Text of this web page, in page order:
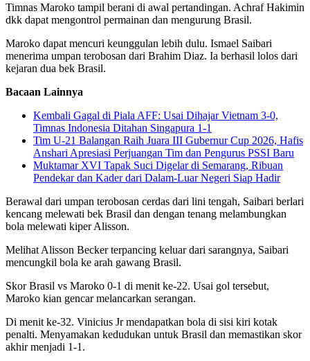
Timnas Maroko tampil berani di awal pertandingan. Achraf Hakimin
dkk dapat mengontrol permainan dan mengurung Brasil.
Maroko dapat mencuri keunggulan lebih dulu. Ismael Saibari
menerima umpan terobosan dari Brahim Diaz. Ia berhasil lolos dari
kejaran dua bek Brasil.
Bacaan Lainnya
Kembali Gagal di Piala AFF: Usai Dihajar Vietnam 3-0,
Timnas Indonesia Ditahan Singapura 1-1
Tim U-21 Balangan Raih Juara III Gubernur Cup 2026, Hafis
Anshari Apresiasi Perjuangan Tim dan Pengurus PSSI Baru
Muktamar XVI Tapak Suci Digelar di Semarang, Ribuan
Pendekar dan Kader dari Dalam-Luar Negeri Siap Hadir
Berawal dari umpan terobosan cerdas dari lini tengah, Saibari berlari
kencang melewati bek Brasil dan dengan tenang melambungkan
bola melewati kiper Alisson.
Melihat Alisson Becker terpancing keluar dari sarangnya, Saibari
mencungkil bola ke arah gawang Brasil.
Skor Brasil vs Maroko 0-1 di menit ke-22. Usai gol tersebut,
Maroko kian gencar melancarkan serangan.
Di menit ke-32. Vinicius Jr mendapatkan bola di sisi kiri kotak
penalti. Menyamakan kedudukan untuk Brasil dan memastikan skor
akhir menjadi 1-1.